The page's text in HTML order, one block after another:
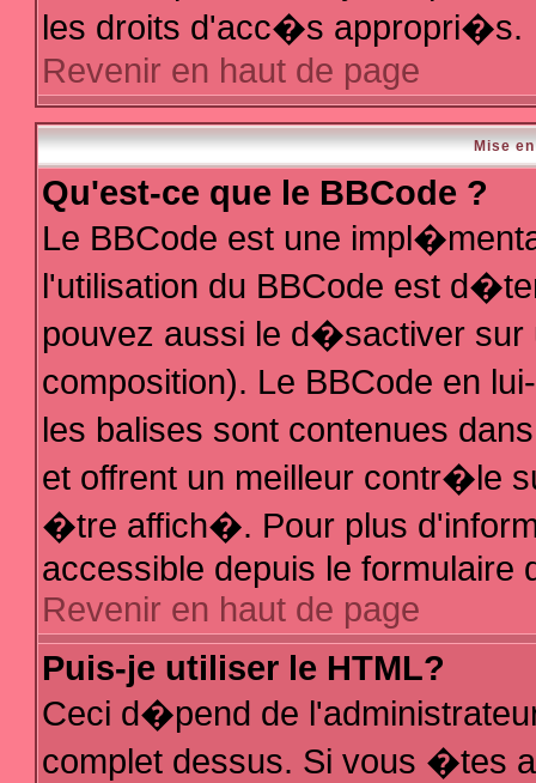
les droits d'acc�s appropri�s.
Revenir en haut de page
Mise
Qu'est-ce que le BBCode ?
Le BBCode est une
l'utilisation du BBCode est
pouvez aussi le d�sactiver sur
composition). Le BBCode en
les balises sont contenues
et offrent un meilleur contr�le
�tre affich�. Pour plus
accessible depuis le formulaire
Revenir en haut de page
Puis-je utiliser le HTML?
Ceci d�pend de
complet dessus. Si vous �tes